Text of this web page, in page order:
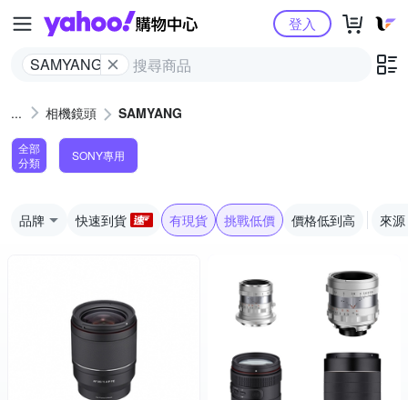
Yahoo購物中心
SAMYANG
登入
相機鏡頭 SAMYANG
全部
分類
SONY專用
品牌 快速到貨 有現貨 挑戰低價 價格低到高 來源